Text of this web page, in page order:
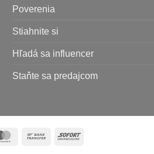
Poverenia
Stiahnite si
Hľadá sa influencer
Staňte sa predajcom
MasterCardBank
Sofort